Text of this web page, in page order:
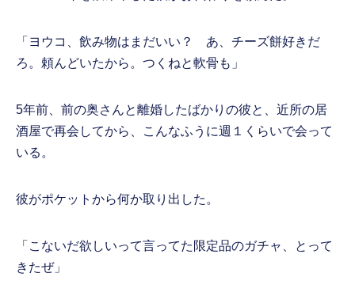
「ヨウコ、飲み物はまだいい？ あ、チーズ餅好きだ
ろ。頼んどいたから。つくねと軟骨も」
5年前、前の奥さんと離婚したばかりの彼と、近所の居
酒屋で再会してから、こんなふうに週１くらいで会って
いる。
彼がポケットから何か取り出した。
「こないだ欲しいって言ってた限定品のガチャ、とって
きたぜ」